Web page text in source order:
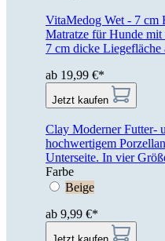
VitaMedog Wet - 7 cm
Matratze für Hunde mit
7 cm dicke
ab 19,99 €*
Jetzt kaufen
Clay Moderner Futter-
hochwertigem
Unterseite. In vier
Farbe
Beige
ab 9,99 €*